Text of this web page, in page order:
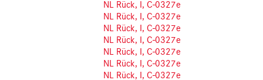
NL Rück, I, C-0327e
NL Rück, I, C-0327e
NL Rück, I, C-0327e
NL Rück, I, C-0327e
NL Rück, I, C-0327e
NL Rück, I, C-0327e
NL Rück, I, C-0327e